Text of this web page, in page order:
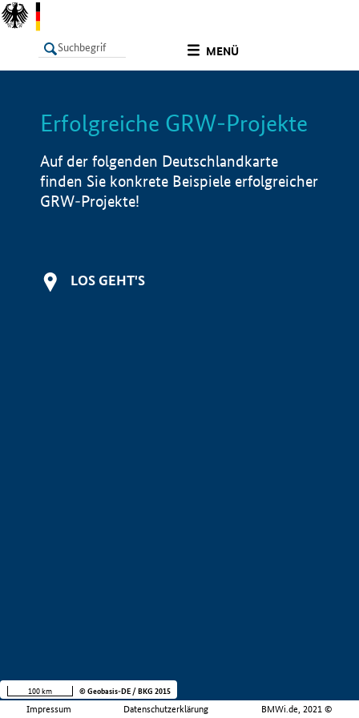
MENÜ
LISTE Info
Erfolgreiche GRW-Projekte
Auf der folgenden Deutschlandkarte
finden Sie konkrete Beispiele erfolgreicher
GRW-Projekte!
LOS GEHT'S
Impressum Datenschutzerklärung BMWi.de, 2021 ©
100 km © Geobasis-DE / BKG 2015